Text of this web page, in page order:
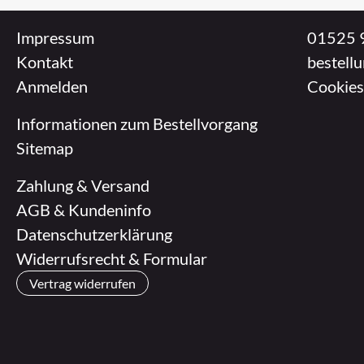
Impressum
Kontakt
Anmelden
Informationen zum Bestellvorgang
Sitemap
Zahlung & Versand
AGB & Kundeninfo
Datenschutzerklärung
Widerrufsrecht & Formular
Vertrag widerrufen
01525
Cookies